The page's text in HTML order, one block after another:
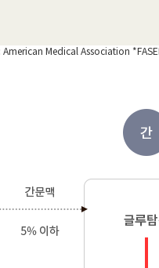
American Medical Association